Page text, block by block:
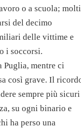
o a scuola; molti
del decimo
delle vittime e
i soccorsi.
mentre ci
così grave. Il
sempre più
su ogni binario e
ha perso una